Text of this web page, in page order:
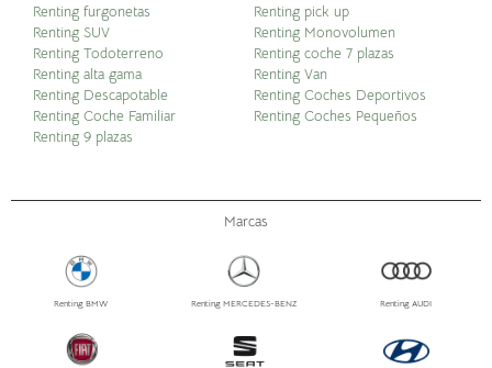
Renting furgonetas
Renting SUV
Renting Todoterreno
Renting alta gama
Renting Descapotable
Renting Coche Familiar
Renting 9 plazas
Renting pick up
Renting Monovolumen
Renting coche 7 plazas
Renting Van
Renting Coches Deportivos
Renting Coches Pequeños
Marcas
Renting BMW Renting MERCEDES-BENZ Renting AUDI